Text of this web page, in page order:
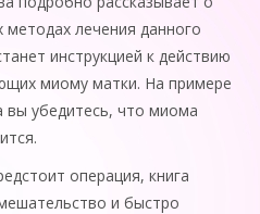
методах лечения данного
инструкцией к действию
миому матки. На примере
вы убедитесь, что миома
операция, книга
и быстро